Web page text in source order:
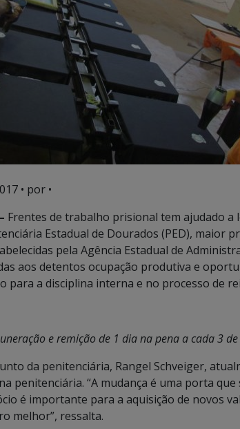
• por •
Frentes de trabalho prisional tem ajudado a
Estadual de Dourados (PED), maior
pela Agência Estadual de
aos detentos ocupação produtiva e
para a disciplina interna e no processo de
e remição de 1 dia na pena a cada 3 de
da penitenciária, Rangel Schveiger,
penitenciária. “A mudança é uma porta
é importante para a aquisição de novos
melhor”, ressalta.